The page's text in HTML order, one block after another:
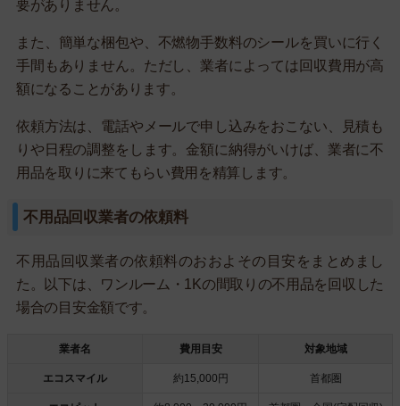
要がありません。
また、簡単な梱包や、不燃物手数料のシールを買いに行く
手間もありません。ただし、業者によっては回収費用が高
額になることがあります。
依頼方法は、電話やメールで申し込みをおこない、見積も
りや日程の調整をします。金額に納得がいけば、業者に不
用品を取りに来てもらい費用を精算します。
不用品回収業者の依頼料
不用品回収業者の依頼料のおおよその目安をまとめまし
た。以下は、ワンルーム・1Kの間取りの不用品を回収した
場合の目安金額です。
業者名 費用目安 対象地域
エコスマイル 約15,000円 首都圏